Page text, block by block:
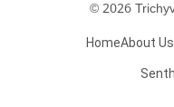
© 2026
HomeAbout Us